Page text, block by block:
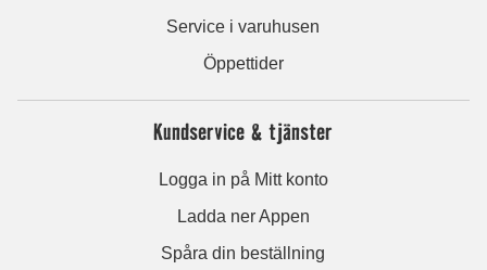
Service i varuhusen
Öppettider
Kundservice & tjänster
Logga in på Mitt konto
Ladda ner Appen
Spåra din beställning